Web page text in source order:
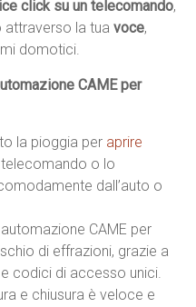
click su un telecomando,
attraverso la tuavoce,
domotici.
CAME per
la pioggia per aprire
telecomando o lo
dall’auto o
CAME per
di effrazioni, grazie a
codici di accesso unici.
e chiusura è veloce e